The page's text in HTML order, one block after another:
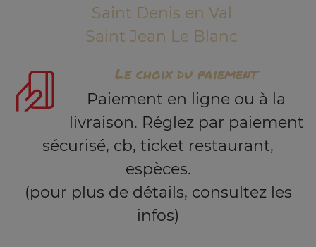
Saint Denis en Val
Saint Jean Le Blanc
Le choix du paiement
Paiement en ligne ou à la
livraison. Réglez par paiement
sécurisé, cb, ticket restaurant,
espèces.
(pour plus de détails, consultez les
infos)